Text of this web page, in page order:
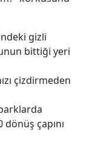
gizli
bittiği yeri
çizdirmeden
çapını